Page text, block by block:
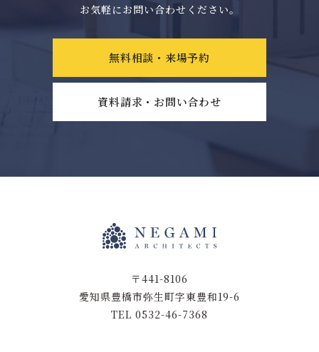
お気軽にお問い合わせください。
無料相談・来場予約
資料請求・お問い合わせ
〒441-8106
愛知県豊橋市弥生町字東豊和19-6
TEL 0532-46-7368